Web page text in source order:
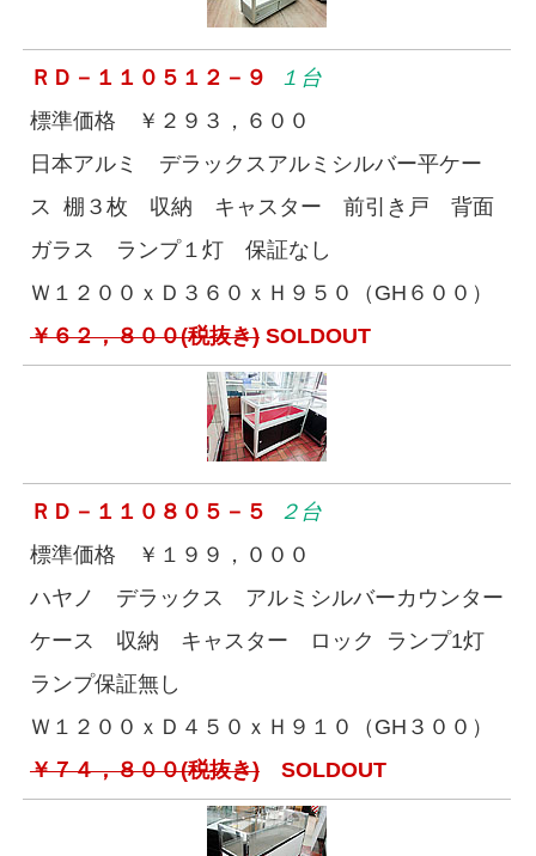
ＲＤ－１１０５１２－９
１台
標準価格 ￥２９３，６００
日本アルミ デラックスアルミシルバー平ケー
ス 棚３枚 収納 キャスター 前引き戸 背面
ガラス ランプ１灯 保証なし
Ｗ１２００ｘＤ３６０ｘＨ９５０（GH６００）
￥６２，８００(税抜き) SOLDOUT
ＲＤ－１１０８０５－５
２台
標準価格 ￥１９９，０００
ハヤノ デラックス アルミシルバーカウンター
ケース 収納 キャスター ロック ランプ1灯
ランプ保証無し
Ｗ１２００ｘＤ４５０ｘＨ９１０（GH３００）
￥７４，８００(税抜き) SOLDOUT